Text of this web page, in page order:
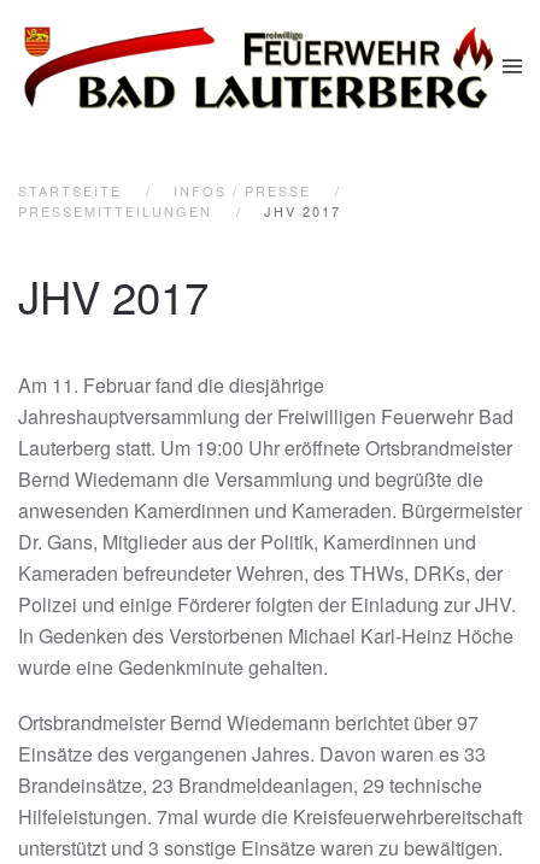
Zum Hauptinhalt springen
STARTSEITE
INFOS / PRESSE
PRESSEMITTEILUNGEN
JHV 2017
JHV 2017
Am 11. Februar fand die diesjährige
Jahreshauptversammlung der Freiwilligen Feuerwehr Bad
Lauterberg statt. Um 19:00 Uhr eröffnete Ortsbrandmeister
Bernd Wiedemann die Versammlung und begrüßte die
anwesenden Kamerdinnen und Kameraden. Bürgermeister
Dr. Gans, Mitglieder aus der Politik, Kamerdinnen und
Kameraden befreundeter Wehren, des THWs, DRKs, der
Polizei und einige Förderer folgten der Einladung zur JHV.
In Gedenken des Verstorbenen Michael Karl-Heinz Höche
wurde eine Gedenkminute gehalten.
Ortsbrandmeister Bernd Wiedemann berichtet über 97
Einsätze des vergangenen Jahres. Davon waren es 33
Brandeinsätze, 23 Brandmeldeanlagen, 29 technische
Hilfeleistungen. 7mal wurde die Kreisfeuerwehrbereitschaft
unterstützt und 3 sonstige Einsätze waren zu bewältigen.